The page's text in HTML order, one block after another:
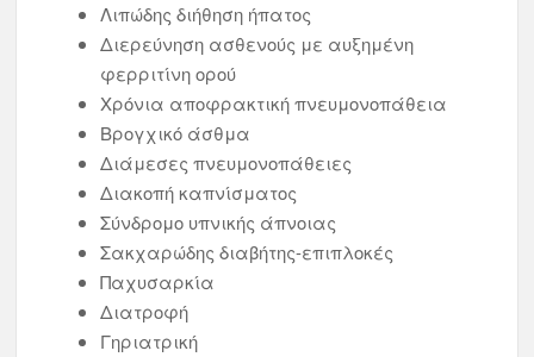
Λιπώδης διήθηση ήπατος
Διερεύνηση ασθενούς με αυξημένη
φερριτίνη ορού
Χρόνια αποφρακτική πνευμονοπάθεια
Βρογχικό άσθμα
Διάμεσες πνευμονοπάθειες
Διακοπή καπνίσματος
Σύνδρομο υπνικής άπνοιας
Σακχαρώδης διαβήτης-επιπλοκές
Παχυσαρκία
Διατροφή
Γηριατρική